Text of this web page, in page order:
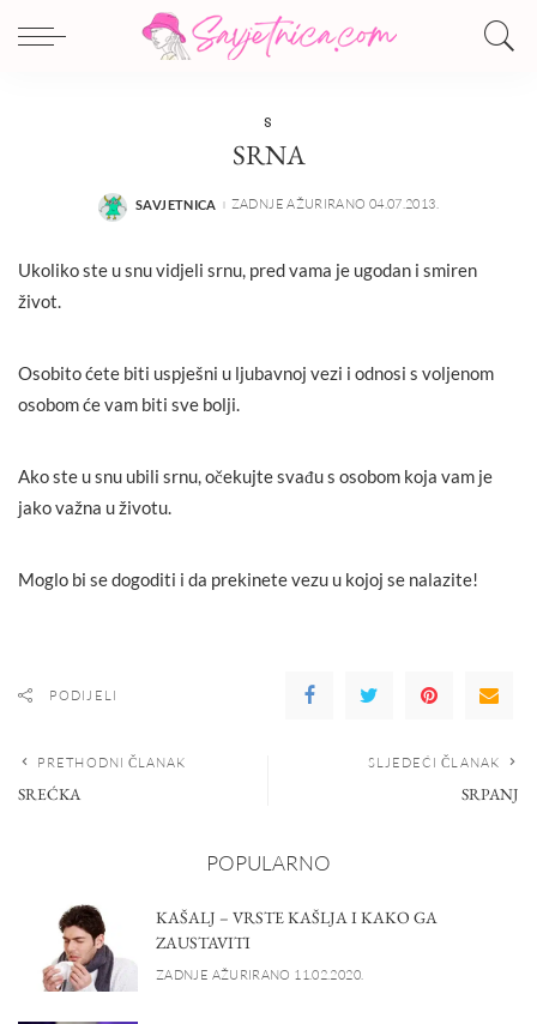
S
SRNA
POSTED
SAVJETNICA ZADNJE AŽURIRANO 04.07.2013.
Ukoliko ste u snu vidjeli srnu, pred vama je ugodan i smiren
život.
Osobito ćete biti uspješni u ljubavnoj vezi i odnosi s voljenom
osobom će vam biti sve bolji.
Ako ste u snu ubili srnu, očekujte svađu s osobom koja vam je
jako važna u životu.
Moglo bi se dogoditi i da prekinete vezu u kojoj se nalazite!
PODIJELI
PRETHODNI ČLANAK
SREĆKA
SLJEDEĆI ČLANAK
SRPANJ
POPULARNO
KAŠALJ – VRSTE KAŠLJA I KAKO GA
ZAUSTAVITI
ZADNJE AŽURIRANO 11.02.2020.